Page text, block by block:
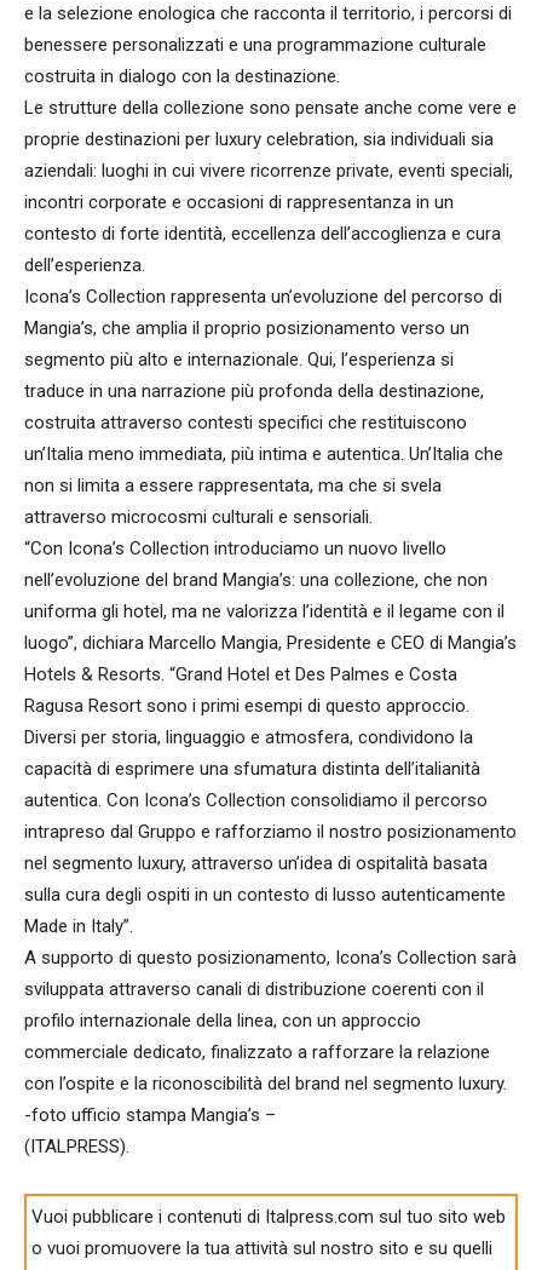
e la selezione enologica che racconta il territorio, i percorsi di
benessere personalizzati e una programmazione culturale
costruita in dialogo con la destinazione.
Le strutture della collezione sono pensate anche come vere e
proprie destinazioni per luxury celebration, sia individuali sia
aziendali: luoghi in cui vivere ricorrenze private, eventi speciali,
incontri corporate e occasioni di rappresentanza in un
contesto di forte identità, eccellenza dell’accoglienza e cura
dell’esperienza.
Icona’s Collection rappresenta un’evoluzione del percorso di
Mangia’s, che amplia il proprio posizionamento verso un
segmento più alto e internazionale. Qui, l’esperienza si
traduce in una narrazione più profonda della destinazione,
costruita attraverso contesti specifici che restituiscono
un’Italia meno immediata, più intima e autentica. Un’Italia che
non si limita a essere rappresentata, ma che si svela
attraverso microcosmi culturali e sensoriali.
“Con Icona’s Collection introduciamo un nuovo livello
nell’evoluzione del brand Mangia’s: una collezione, che non
uniforma gli hotel, ma ne valorizza l’identità e il legame con il
luogo”, dichiara Marcello Mangia, Presidente e CEO di Mangia’s
Hotels & Resorts. “Grand Hotel et Des Palmes e Costa
Ragusa Resort sono i primi esempi di questo approccio.
Diversi per storia, linguaggio e atmosfera, condividono la
capacità di esprimere una sfumatura distinta dell’italianità
autentica. Con Icona’s Collection consolidiamo il percorso
intrapreso dal Gruppo e rafforziamo il nostro posizionamento
nel segmento luxury, attraverso un’idea di ospitalità basata
sulla cura degli ospiti in un contesto di lusso autenticamente
Made in Italy”.
A supporto di questo posizionamento, Icona’s Collection sarà
sviluppata attraverso canali di distribuzione coerenti con il
profilo internazionale della linea, con un approccio
commerciale dedicato, finalizzato a rafforzare la relazione
con l’ospite e la riconoscibilità del brand nel segmento luxury.
-foto ufficio stampa Mangia’s –
(ITALPRESS).
Vuoi pubblicare i contenuti di Italpress.com sul tuo sito web
o vuoi promuovere la tua attività sul nostro sito e su quelli